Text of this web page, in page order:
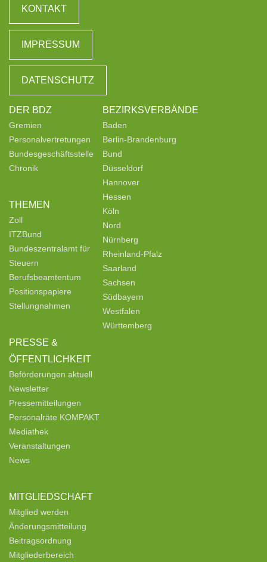
KONTAKT
IMPRESSUM
DATENSCHUTZ
DER BDZ
Gremien
Personalvertretungen
Bundesgeschäftsstelle
Chronik
THEMEN
Zoll
ITZBund
Bundeszentralamt für
Steuern
Berufsbeamtentum
Positionspapiere
Stellungnahmen
PRESSE &
ÖFFENTLICHKEIT
Beförderungen aktuell
Newsletter
Pressemitteilungen
Personalräte KOMPAKT
Mediathek
Veranstaltungen
News
MITGLIEDSCHAFT
Mitglied werden
Änderungsmitteilung
Beitragsordnung
Mitgliederbereich
BEZIRKSVERBÄNDE
Baden
Berlin-Brandenburg
Bund
Düsseldorf
Hannover
Hessen
Köln
Nord
Nürnberg
Rheinland-Pfalz
Saarland
Sachsen
Südbayern
Westfalen
Württemberg